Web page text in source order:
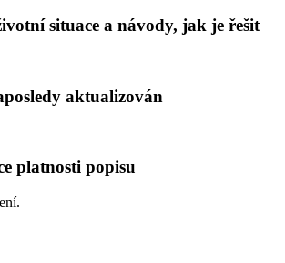
situace a návody, jak je řešit
aktualizován
platnosti popisu